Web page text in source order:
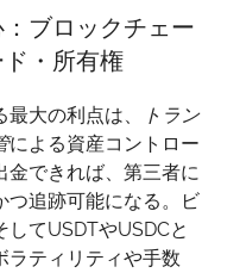
ブロックチェー
・所有権
大の利点は、
トラン
による資産コントロー
金できれば、第三者に
つ追跡可能になる。ビ
てUSDTやUSDCと
ラティリティや手数